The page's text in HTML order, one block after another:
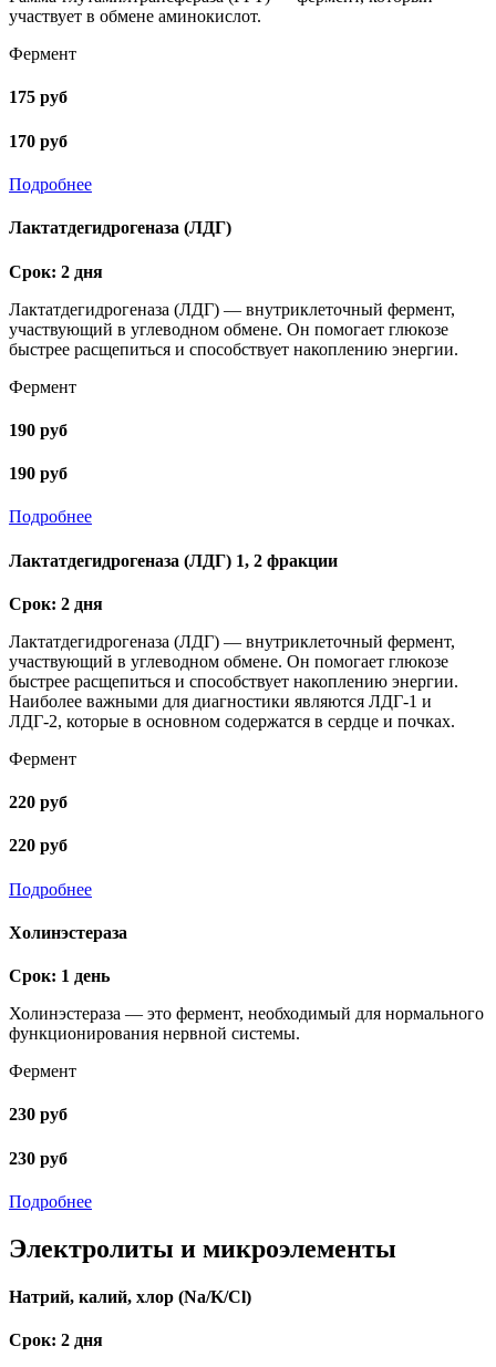
участвует в обмене аминокислот.
Фермент
175 руб
170 руб
Подробнее
Лактатдегидрогеназа (ЛДГ)
Срок: 2 дня
Лактатдегидрогеназа (ЛДГ) — внутриклеточный фермент,
участвующий в углеводном обмене. Он помогает глюкозе
быстрее расщепиться и способствует накоплению энергии.
Фермент
190 руб
190 руб
Подробнее
Лактатдегидрогеназа (ЛДГ) 1, 2 фракции
Срок: 2 дня
Лактатдегидрогеназа (ЛДГ) — внутриклеточный фермент,
участвующий в углеводном обмене. Он помогает глюкозе
быстрее расщепиться и способствует накоплению энергии.
Наиболее важными для диагностики являются ЛДГ-1 и
ЛДГ-2, которые в основном содержатся в сердце и почках.
Фермент
220 руб
220 руб
Подробнее
Холинэстераза
Срок: 1 день
Холинэстераза — это фермент, необходимый для нормального
функционирования нервной системы.
Фермент
230 руб
230 руб
Подробнее
Электролиты и микроэлементы
Натрий, калий, хлор (Na/K/Cl)
Срок: 2 дня